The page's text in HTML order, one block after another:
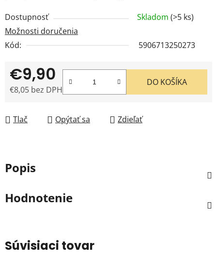
Dostupnosť Skladom (>5 ks)
Možnosti doručenia
Kód:
5906713250273
€9,90
€8,05 bez DPH
DO KOŠÍKA
Tlač Opýtať sa Zdieľať
Popis
Hodnotenie
Súvisiaci tovar